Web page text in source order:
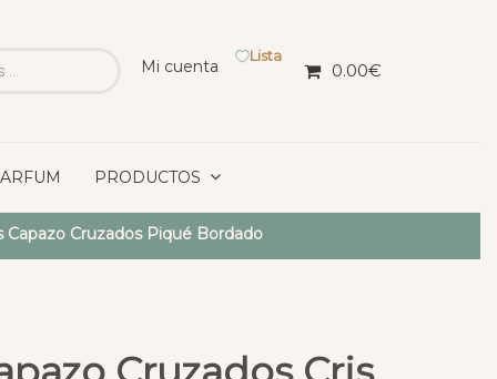
Mi cuenta
Lista
0.00€
PRODUCTOS
Capazo Cruzados Piqué Bordado